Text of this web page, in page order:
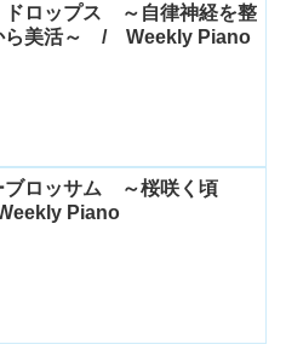
ドロップス ～自律神経を整
美活～ / Weekly Piano
ブロッサム ～桜咲く頃
Piano